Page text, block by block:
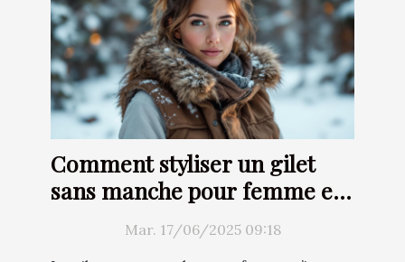
Comment styliser un gilet
sans manche pour femme en
Mar. 17/06/2025 09:18